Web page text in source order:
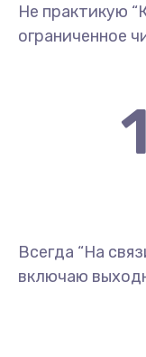
Не практикую
ограниченное
Всегда “На
включаю